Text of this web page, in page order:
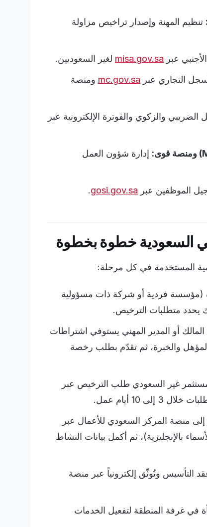
تنظيم المهنة وإصدار تراخيص مزاولة
عبر misa.gov.sa لغير السعوديين.
التجاري عبر mc.gov.sa ومنصة
الضريبي والزكوي والفوترة الإلكترونية عبر
إدارة شؤون العمل
الموظفين عبر gosi.gov.sa
.
خطوة بخطوة
المستخدمة في كل مرحلة:
(مؤسسة فردية أو شركة ذات مسؤولية
يحدد متطلبات الترخيص.
أو المدير المهني يستوفي اشتراطات
والخبرة، ثم تقدّم بطلب رخصة
غير السعودي طلب الترخيص عبر
منصة المركز السعودي للأعمال عبر
بالإنجليزية)، ثم أكمل بيانات النشاط
التأسيس وتُوثّق إلكترونياً عبر منصة
في غرفة المنطقة لتفعيل الخدمات